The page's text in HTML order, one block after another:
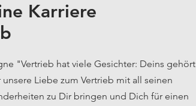
Karriere
"Vertrieb hat viele Gesichter: Deins gehört
Liebe zum Vertrieb mit all seinen
zu Dir bringen und Dich für einen